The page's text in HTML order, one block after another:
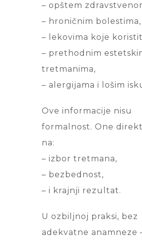
– opštem
– hroničnim bolestima,
– lekovima koje
– prethodnim
tretmanima,
– alergijama i lošim
Ove informacije nisu
formalnost. One
na:
– izbor tretmana,
– bezbednost,
– i krajnji rezultat.
U ozbiljnoj praksi, bez
adekvatne anamneze